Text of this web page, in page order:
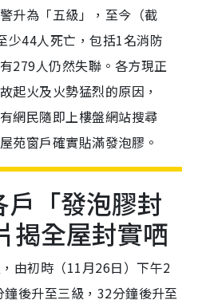
升為「五級」，至今（截
少44人死亡，包括1名消防
279人仍然失聯。各方現正
起火及火勢猛烈的原因，
網民隨即上樓盤網站搜尋
苑窗戶確實貼滿發泡膠。
「發泡膠封
揭全屋封實哂
由初時（11月26日）下午2
後升至三級，32分鐘後升至